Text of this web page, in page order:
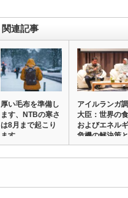
関連記事
厚い毛布を準備し
ます、NTBの寒さ
は8月まで起こり
ます
アイルランガ
大臣：世界の
およびエネル
危機の解決策と
な…